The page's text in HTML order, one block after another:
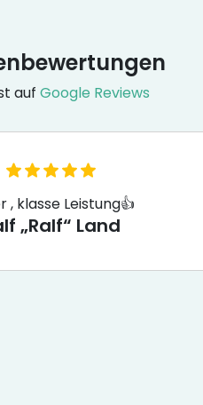
auf Google Reviews
, klasse Leistung👍
„Ralf“ Land